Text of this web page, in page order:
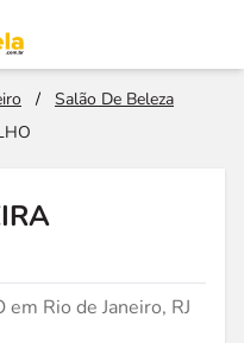
/
Salão De Beleza
Rio de Janeiro, RJ